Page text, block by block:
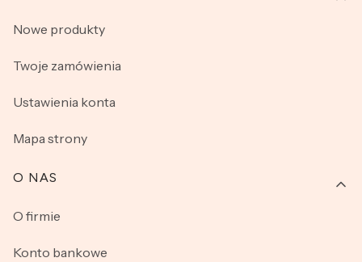
Nowe produkty
Twoje zamówienia
Ustawienia konta
Mapa strony
O NAS
O firmie
Konto bankowe